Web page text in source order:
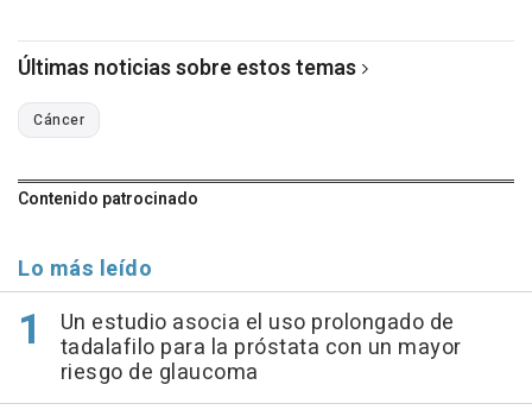
Últimas noticias sobre estos temas
Cáncer
Contenido patrocinado
Lo más leído
Un estudio asocia el uso prolongado de
tadalafilo para la próstata con un mayor
riesgo de glaucoma